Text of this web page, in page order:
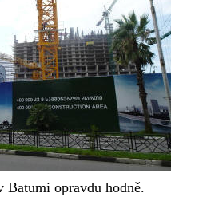
Batumi opravdu hodně.